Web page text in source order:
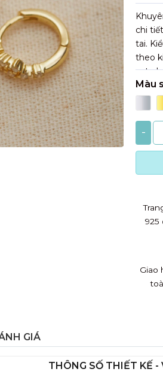
chi
tai.
theo
set
Màu
-
925
Giao
GIÁ
THÔNG SỐ THIẾT KẾ -